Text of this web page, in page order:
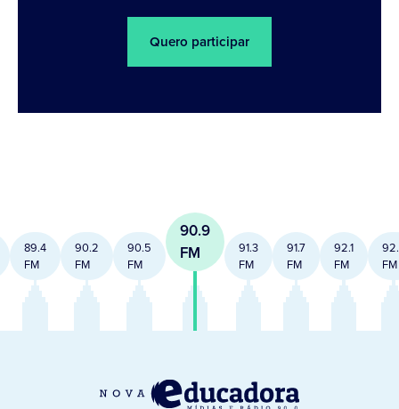
Quero participar
89.4
FM
90.2
FM
90.5
FM
90.9
FM
91.3
FM
91.7
FM
92.1
FM
FM